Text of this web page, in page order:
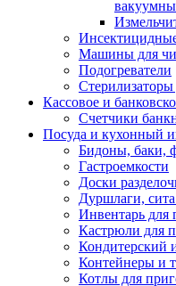
Машины для
Подогреватели
Кассовое и
Счетчики
Посуда и кухонный
Бидоны, баки,
Гастроемкости
Доски
Дуршлаги,
Инвентарь для
Кастрюли для
Кондитерский
Контейнеры и
Котлы для